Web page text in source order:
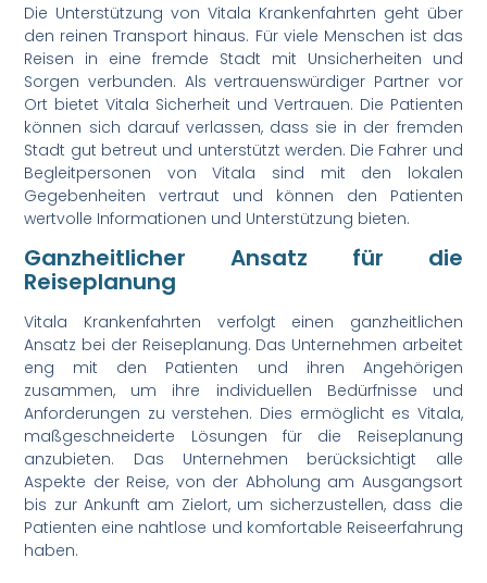
Die Unterstützung von Vitala Krankenfahrten geht über
den reinen Transport hinaus. Für viele Menschen ist das
Reisen in eine fremde Stadt mit Unsicherheiten und
Sorgen verbunden. Als vertrauenswürdiger Partner vor
Ort bietet Vitala Sicherheit und Vertrauen. Die Patienten
können sich darauf verlassen, dass sie in der fremden
Stadt gut betreut und unterstützt werden. Die Fahrer und
Begleitpersonen von Vitala sind mit den lokalen
Gegebenheiten vertraut und können den Patienten
wertvolle Informationen und Unterstützung bieten.
Ganzheitlicher Ansatz für die
Reiseplanung
Vitala Krankenfahrten verfolgt einen ganzheitlichen
Ansatz bei der Reiseplanung. Das Unternehmen arbeitet
eng mit den Patienten und ihren Angehörigen
zusammen, um ihre individuellen Bedürfnisse und
Anforderungen zu verstehen. Dies ermöglicht es Vitala,
maßgeschneiderte Lösungen für die Reiseplanung
anzubieten. Das Unternehmen berücksichtigt alle
Aspekte der Reise, von der Abholung am Ausgangsort
bis zur Ankunft am Zielort, um sicherzustellen, dass die
Patienten eine nahtlose und komfortable Reiseerfahrung
haben.